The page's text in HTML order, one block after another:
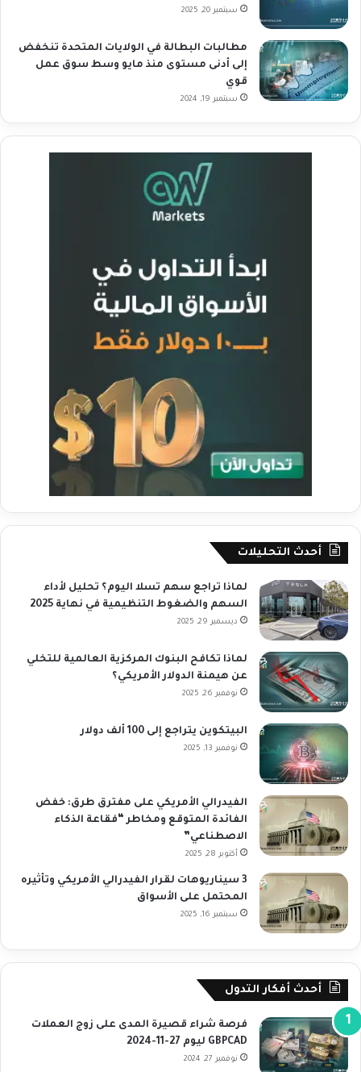
سبتمبر 20, 2025
مطالبات البطالة في الولايات المتحدة تنخفض
إلى أدنى مستوى منذ مايو وسط سوق عمل
قوي
سبتمبر 19, 2024
أحدث التحليلات
لماذا تراجع سهم تسلا اليوم؟ تحليل لأداء
السهم والضغوط التنظيمية في نهاية 2025
ديسمبر 29, 2025
لماذا تكافح البنوك المركزية العالمية للتخلي
عن هيمنة الدولار الأمريكي؟
نوفمبر 26, 2025
البيتكوين يتراجع إلى 100 ألف دولار
نوفمبر 13, 2025
الفيدرالي الأمريكي على مفترق طرق: خفض
الفائدة المتوقع ومخاطر “فقاعة الذكاء
الاصطناعي”
أكتوبر 28, 2025
3 سيناريوهات لقرار الفيدرالي الأمريكي وتأثيره
المحتمل على الأسواق
سبتمبر 16, 2025
أحدث أفكار التدول
فرصة شراء قصيرة المدى على زوج العملات
GBPCAD ليوم 27-11-2024
نوفمبر 27, 2024